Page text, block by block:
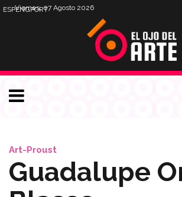
Viernes, 07 Agosto 2026
ESPENGPORT
Art-Proust
Guadalupe